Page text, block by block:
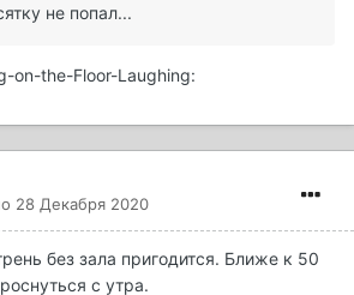
не попал...
on-the-Floor-Laughing:
28 Декабря 2020
без зала пригодится. Ближе к 50
с утра.